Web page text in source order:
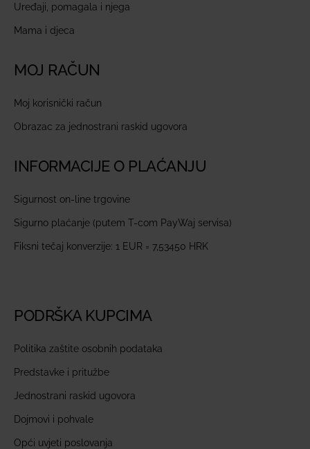
Uređaji, pomagala i njega
Mama i djeca
MOJ RAČUN
Moj korisnički račun
Obrazac za jednostrani raskid ugovora
INFORMACIJE O PLAĆANJU
Sigurnost on-line trgovine
Sigurno plaćanje (putem T-com PayWaj servisa)
Fiksni tečaj konverzije: 1 EUR = 7,53450 HRK
PODRŠKA KUPCIMA
Politika zaštite osobnih podataka
Predstavke i pritužbe
Jednostrani raskid ugovora
Dojmovi i pohvale
Opći uvjeti poslovanja